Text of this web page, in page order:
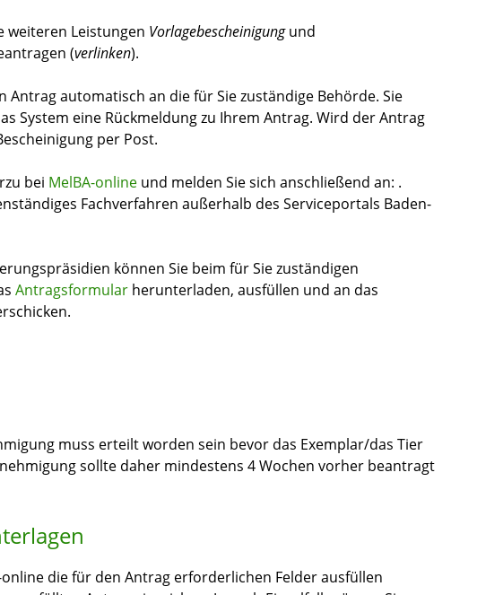
weiteren Leistungen Vorlagebescheinigungund
(verlinken).
Antrag automatisch an die für Sie zuständige Behörde. Sie
System eine Rückmeldung zu Ihrem Antrag. Wird der Antrag
per Post.
bei MelBA-online und melden Sie sich anschließend an: .
Fachverfahren außerhalb des Serviceportals Baden-
können Sie beim für Sie zuständigen
Antragsformular herunterladen, ausfüllen und an das
muss erteilt worden sein bevor das Exemplar/das Tier
sollte daher mindestens 4 Wochen vorher beantragt
die für den Antrag erforderlichen Felder ausfüllen